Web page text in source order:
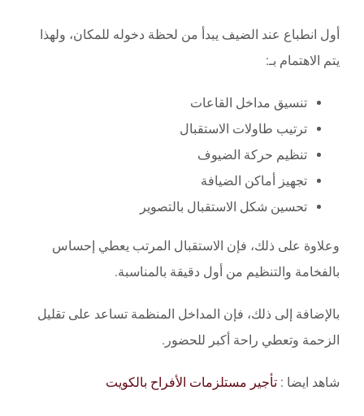
أول انطباع عند الضيف يبدأ من لحظة دخوله للمكان، ولهذا
يتم الاهتمام بـ:
تنسيق مداخل القاعات
ترتيب طاولات الاستقبال
تنظيم حركة الضيوف
تجهيز أماكن الضيافة
تحسين شكل الاستقبال بالتصوير
وعلاوة على ذلك، فإن الاستقبال المرتب يعطي إحساس
بالفخامة والتنظيم من أول دقيقة بالمناسبة.
بالإضافة إلى ذلك، فإن المداخل المنظمة تساعد على تقليل
الزحمة وتعطي راحة أكبر للحضور.
شاهد ايضا : تأجير مستلزمات الأفراح بالكويت